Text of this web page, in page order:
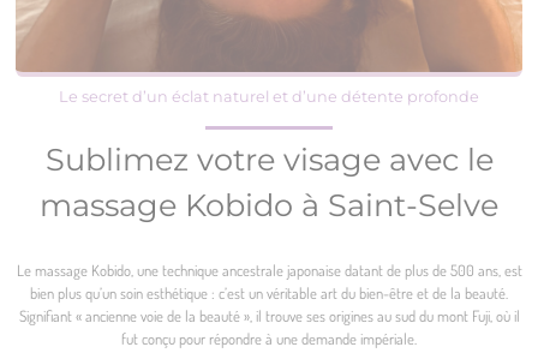
Le secret d’un éclat naturel et d’une détente profonde
Sublimez votre visage avec le
massage Kobido à Saint-Selve
Le massage Kobido, une technique ancestrale japonaise datant de plus de 500 ans, est
bien plus qu’un soin esthétique : c’est un véritable art du bien-être et de la beauté.
Signifiant « ancienne voie de la beauté », il trouve ses origines au sud du mont Fuji, où il
fut conçu pour répondre à une demande impériale.